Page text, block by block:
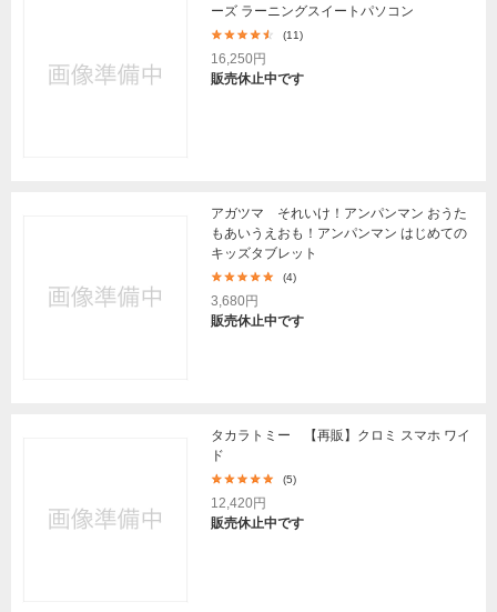
ーズ ラーニングスイートパソコン
(11)
16,250円
販売休止中です
アガツマ それいけ！アンパンマン おうた
もあいうえおも！アンパンマン はじめての
キッズタブレット
(4)
3,680円
販売休止中です
タカラトミー 【再販】クロミ スマホ ワイ
ド
(5)
12,420円
販売休止中です